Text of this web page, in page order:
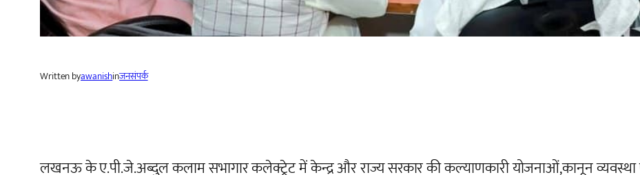
Written byawanishinजनसंपर्क
लखनऊ के ए.पी.जे.अब्दुल कलाम सभागार कलेक्ट्रेट में केन्द्र और राज्य सरकार की कल्याणकारी योजनाओं,कानून व्यवस्था